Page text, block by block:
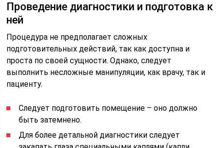
Проведение диагностики и подготовка к
ней
Процедура не предполагает сложных
подготовительных действий, так как доступна и
проста по своей сущности. Однако, следует
выполнить несложные манипуляции, как врачу, так и
пациенту.
Следует подготовить помещение – оно должно
быть затемнено.
Для более детальной диагностики следует